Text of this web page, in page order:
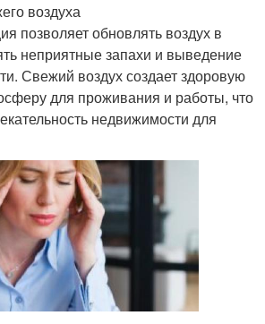
воздуха
позволяет обновлять воздух в
неприятные запахи и выведение
Свежий воздух создает здоровую
для проживания и работы, что
недвижимости для